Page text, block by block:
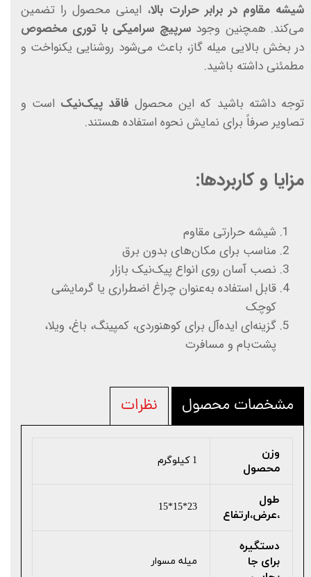
شیشه مقاوم در برابر حرارت بالا، ایمنی محصول را تضمین
می‌کند. همچنین وجودسرپیچ سرامیکی با توری مخصوص
در بخش بالایی میله گاز، باعث می‌شود روشنایی یکنواخت و
مطمئنی داشته باشید.
توجه داشته باشید که این محصول فاقد پیک‌نیک است و
تصاویر صرفاً برای نمایش نحوه استفاده هستند.
مزایا و کاربردها:
شیشه حرارتی مقاوم
مناسب برای مکان‌های بدون برق
نصب آسان روی انواع پیک‌نیک بازار
قابل استفاده به‌عنوان چراغ اضطراری یا گرمایشی
کوچک
گزینه‌ای ایده‌آل برای کوهنوردی، کمپینگ، باغ، ویلا،
پشت‌بام و مسافرت
مشخصات محصول نظرات
وزن
محصول
1 کیلوگرم
طول
،عرض،ارتفاع
23*15*15
دستگیره
برای جا
میله مسوار